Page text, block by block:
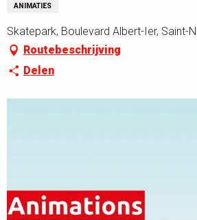
ANIMATIES
Skatepark, Boulevard Albert-Ier, Saint-
Routebeschrijving
Delen